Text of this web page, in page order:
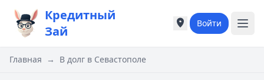
Кредитный
Зай
Города России
Города России
Войти
Главная → В долг в Севастополе